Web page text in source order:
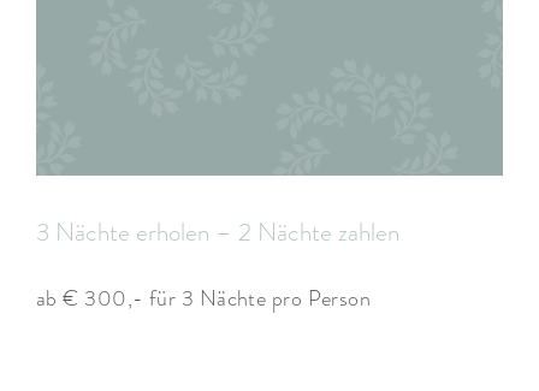
3 Nächte erholen – 2 Nächte zahlen
ab € 300,- für 3 Nächte pro Person